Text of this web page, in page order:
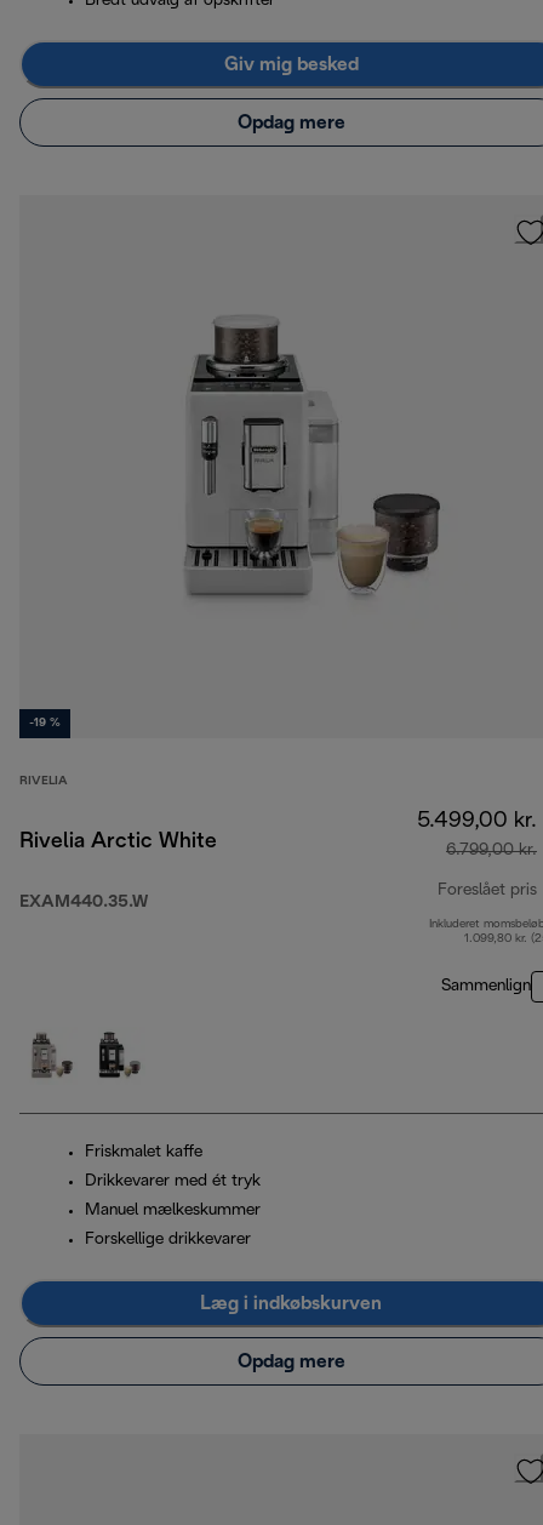
Giv mig besked
Opdag mere
-19 %
RIVELIA
Rivelia Arctic White
EXAM440.35.W
5.499,00 kr.
6.799,00 kr.
Foreslået pris
Inkluderet
1.099,80 kr.
Sammenlign
Friskmalet kaffe
Drikkevarer med ét tryk
Manuel mælkeskummer
Forskellige drikkevarer
Læg i indkøbskurven
Opdag mere